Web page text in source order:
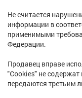
Не считается
информации в
применимыми
Федерации.
Продавец вправе
"Cookies" не
передаются третьим